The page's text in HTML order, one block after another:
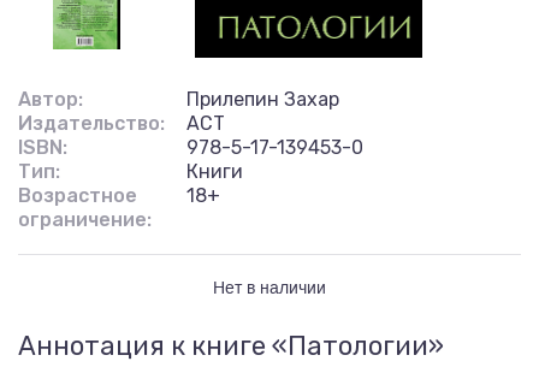
Автор:
Прилепин Захар
Издательство:
АСТ
ISBN:
978-5-17-139453-0
Тип:
Книги
Возрастное
ограничение:
18+
Нет в наличии
Аннотация к книге «Патологии»